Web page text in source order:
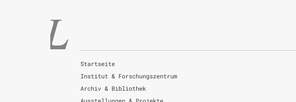
Startseite
Institut & Forschungszentrum
Archiv & Bibliothek